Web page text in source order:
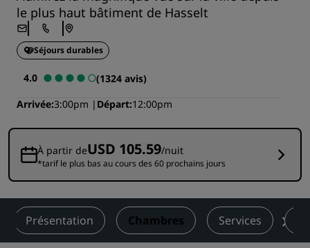
le plus haut bâtiment de Hasselt
Séjours durables
4.0
(1324 avis)
Arrivée 3:00pm Départ 12:00pm
À partir deUSD 105.59/nuit
*tarif le plus bas au cours des 60 prochains jours
Présentation Chambres Services